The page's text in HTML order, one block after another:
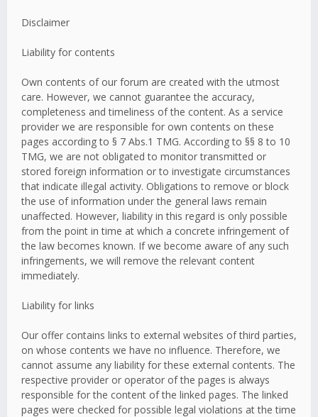
Disclaimer
Liability for contents
Own contents of our forum are created with the utmost
care. However, we cannot guarantee the accuracy,
completeness and timeliness of the content. As a service
provider we are responsible for own contents on these
pages according to § 7 Abs.1 TMG. According to §§ 8 to 10
TMG, we are not obligated to monitor transmitted or
stored foreign information or to investigate circumstances
that indicate illegal activity. Obligations to remove or block
the use of information under the general laws remain
unaffected. However, liability in this regard is only possible
from the point in time at which a concrete infringement of
the law becomes known. If we become aware of any such
infringements, we will remove the relevant content
immediately.
Liability for links
Our offer contains links to external websites of third parties,
on whose contents we have no influence. Therefore, we
cannot assume any liability for these external contents. The
respective provider or operator of the pages is always
responsible for the content of the linked pages. The linked
pages were checked for possible legal violations at the time